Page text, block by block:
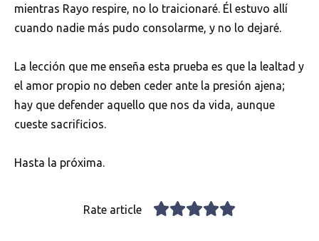
mientras Rayo respire, no lo traicionaré. Él estuvo allí
cuando nadie más pudo consolarme, y no lo dejaré.
La lección que me enseña esta prueba es que la lealtad y
el amor propio no deben ceder ante la presión ajena;
hay que defender aquello que nos da vida, aunque
cueste sacrificios.
Hasta la próxima.
Rate article